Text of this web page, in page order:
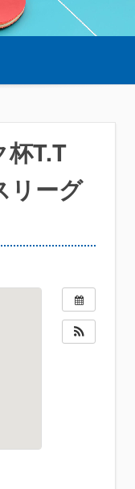
杯T.T
リーグ